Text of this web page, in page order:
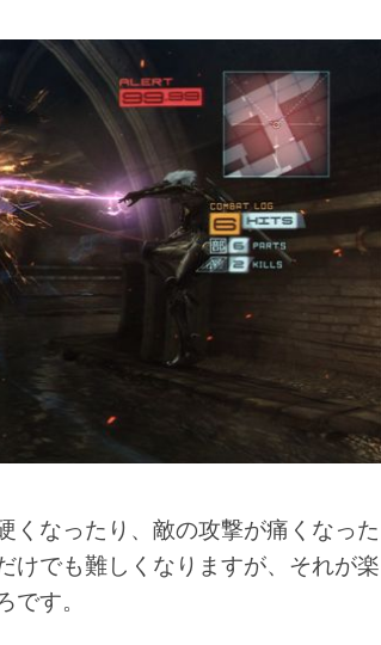
くなったり、敵の攻撃が痛くなった
けでも難しくなりますが、それが楽
す。